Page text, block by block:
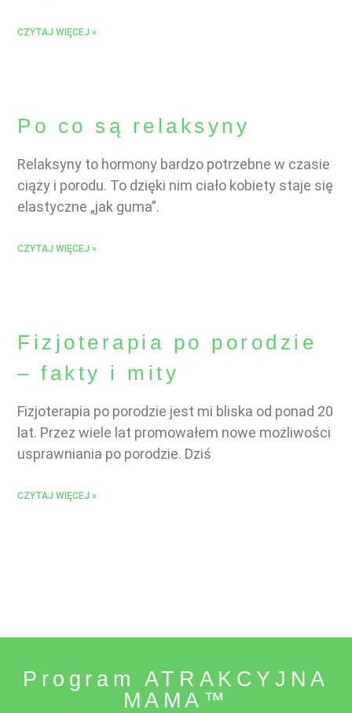
CZYTAJ WIĘCEJ »
Po co są relaksyny
Relaksyny to hormony bardzo potrzebne w czasie
ciąży i porodu. To dzięki nim ciało kobiety staje się
elastyczne „jak guma”.
CZYTAJ WIĘCEJ »
Fizjoterapia po porodzie
– fakty i mity
Fizjoterapia po porodzie jest mi bliska od ponad 20
lat. Przez wiele lat promowałem nowe możliwości
usprawniania po porodzie. Dziś
CZYTAJ WIĘCEJ »
Program ATRAKCYJNA
MAMA™